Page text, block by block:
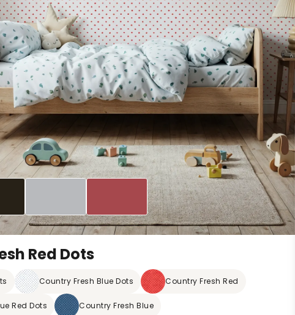
Red Dots
Country Fresh Blue Dots Country Fresh Red
Red Dots Country Fresh Blue